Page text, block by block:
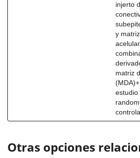
injerto
y
matriz
estudio
Otras opciones